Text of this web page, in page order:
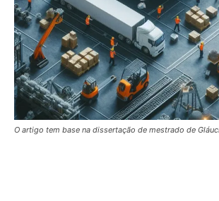
O artigo tem base na dissertação de mestrado de